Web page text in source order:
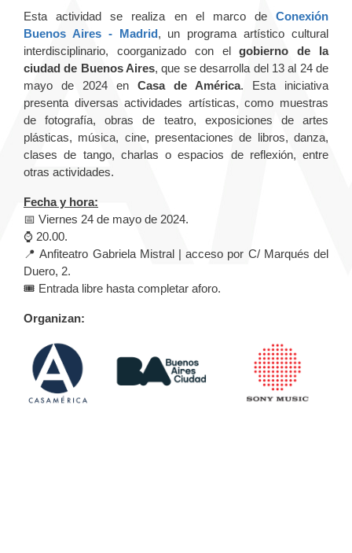
Esta actividad se realiza en el marco de Conexión
Buenos Aires - Madrid, un programa artístico cultural
interdisciplinario,
coorganizado con elgobierno de la
ciudad de Buenos Aires, que se desarrolla del 13 al 24 de
mayo de 2024 en Casa de América. Esta iniciativa
presenta diversas actividades artísticas, como muestras
de fotografía, obras de teatro, exposiciones de artes
plásticas, música, cine, presentaciones de libros, danza,
clases de tango, charlas o espacios de reflexión, entre
otras actividades.
Fecha y hora:
📅 Viernes 24 de mayo de 2024.
⌚️ 20.00.
📍 Anfiteatro Gabriela Mistral | acceso por C/ Marqués del
Duero, 2.
🎟️ Entrada libre hasta completar aforo.
Organizan: